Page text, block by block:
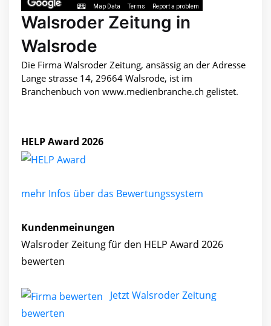
Map Data Terms Report a problem
Walsroder Zeitung in
Walsrode
Die Firma Walsroder Zeitung, ansässig an der Adresse
Lange strasse 14, 29664 Walsrode, ist im
Branchenbuch von www.medienbranche.ch gelistet.
HELP Award 2026
mehr Infos über das Bewertungssystem
Kundenmeinungen
Walsroder Zeitung für den HELP Award 2026
bewerten
Jetzt Walsroder Zeitung
bewerten